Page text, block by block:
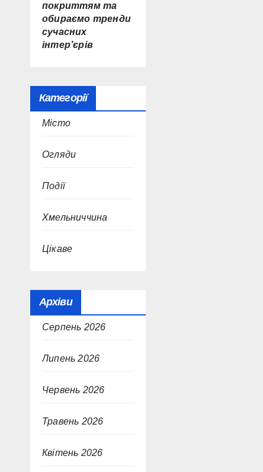
покриттям та
обираємо тренди
сучасних
інтер’єрів
Категорії
Місто
Огляди
Події
Хмельниччина
Цікаве
Архіви
Серпень 2026
Липень 2026
Червень 2026
Травень 2026
Квітень 2026